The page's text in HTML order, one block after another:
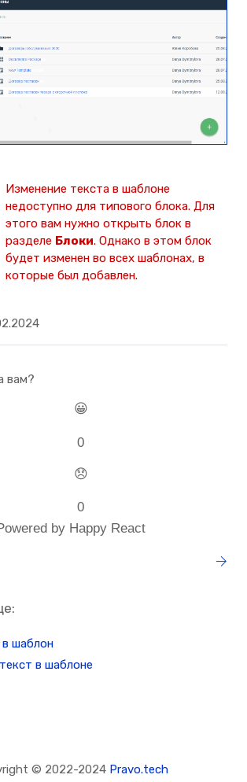
Изменение текста в шаблоне
недоступно для типового блока. Для
этого вам нужно открыть блок в
разделе Блоки. Однако в этом блок
будет изменен во всех шаблонах, в
которые был добавлен.
вам?
😀
0
😞
0
by Happy React
шаблон
в шаблоне
© 2022-2024 Pravo.tech